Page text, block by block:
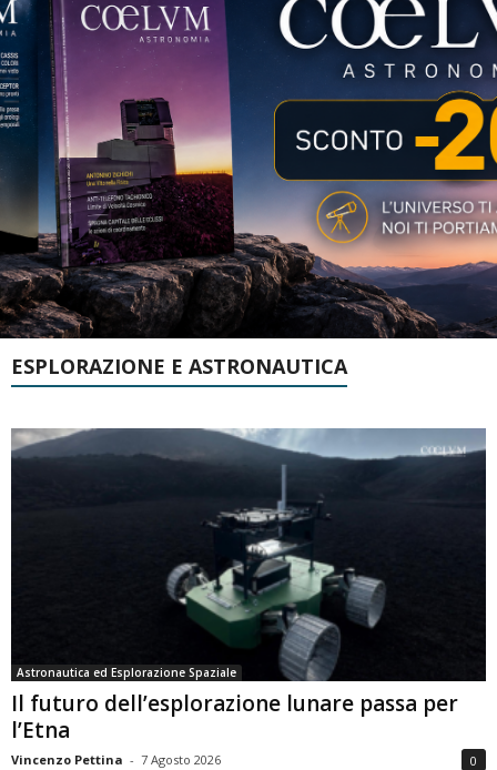
ESPLORAZIONE E ASTRONAUTICA
Astronautica ed Esplorazione Spaziale
Il futuro dell’esplorazione lunare passa per
l’Etna
Vincenzo Pettina - 7 Agosto 2026 0